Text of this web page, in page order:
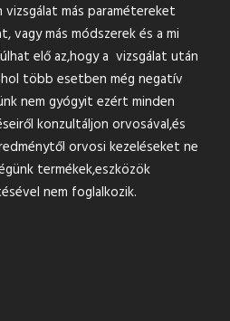
más paramétereket
vagy más módszerek és a mi
elő az,hogy a vizsgálat után
több esetben még negatív
nem gyógyit ezért minden
konzultáljon orvosával,és
orvosi kezeléseket ne
termékek,eszközök
nem foglalkozik.